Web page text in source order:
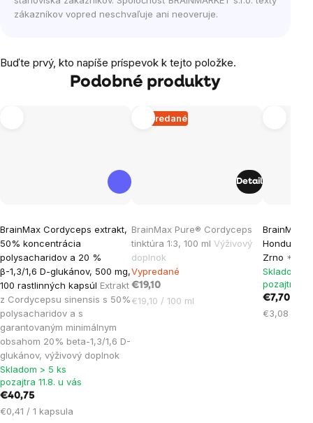
zákazníkov vopred neschvaľuje ani neoveruje.
Buďte prvý, kto napíše príspevok k tejto položke.
Podobné produkty
BrainMax Cordyceps extrakt,
50% koncentrácia
polysacharidov a 20 %
β-1,3/1,6 D-glukánov, 500 mg,
100 rastlinných kapsúl Extrakt
z Cordycepsu sinensis s 50%
polysacharidov a s
garantovaným minimálnym
obsahom 20% beta-1,3/1,6 D-
glukánov, výživový doplnok
hodnotenie
produktu
je
5,0
z
5
hviezdičiek.
Skladom > 5 ks
pozajtra 11.8. u vás
€40,75
Jednotková
€0,41 / 1 kapsula
Vypredané
BrainMax Pure® Cordyceps
tinktúra 1:3, 100 ml Výživový
doplnok
hodnotenie
produktu
je
1,0
z
Vypredané
€19,10
Jednotková
€19,10 / 100 ml
Detail
BrainMax
Honduras
Zrno *CZ-
Skladom >
pozajtra
€7,70
Jednotková
€3,08 /